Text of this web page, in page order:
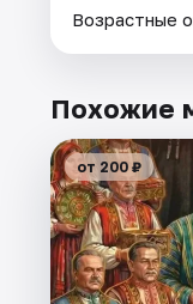
Возрастные
Похожие
от 200 ₽